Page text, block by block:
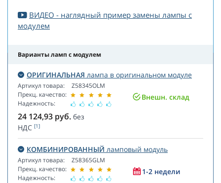
ВИДЕО - наглядный пример замены лампы с
модулем
Варианты ламп с модулем
ОРИГИНАЛЬНАЯ лампа в оригинальном модуле
Артикул товара:
Прекц. качество:
Надежность:
Z58345OLM
Внешн. склад
24 124,93 руб. без
НДС [1]
КОМБИНИРОВАННЫЙ ламповый модуль
Артикул товара:
Прекц. качество:
Надежность:
Z58365GLM
1-2 недели